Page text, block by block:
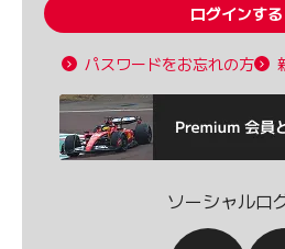
ログインする
パスワードをお忘れの方
ソーシャルロ